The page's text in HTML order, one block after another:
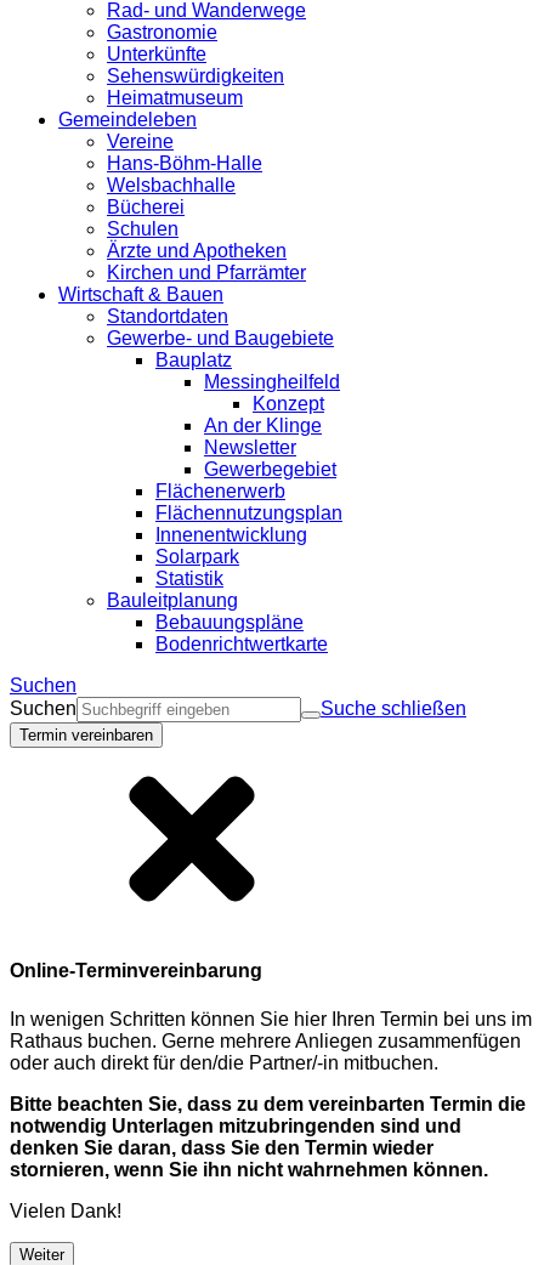
Rad- und Wanderwege
Gastronomie
Unterkünfte
Sehenswürdigkeiten
Heimatmuseum
Gemeindeleben
Vereine
Hans-Böhm-Halle
Welsbachhalle
Bücherei
Schulen
Ärzte und Apotheken
Kirchen und Pfarrämter
Wirtschaft & Bauen
Standortdaten
Gewerbe- und Baugebiete
Bauplatz
Messingheilfeld
Konzept
An der Klinge
Newsletter
Gewerbegebiet
Flächenerwerb
Flächennutzungsplan
Innenentwicklung
Solarpark
Statistik
Bauleitplanung
Bebauungspläne
Bodenrichtwertkarte
Suchen
Suchen
Suche schließen
Termin vereinbaren
Online-Terminvereinbarung
In wenigen Schritten können Sie hier Ihren Termin bei uns im
Rathaus buchen. Gerne mehrere Anliegen zusammenfügen
oder auch direkt für den/die Partner/-in mitbuchen.
Bitte beachten Sie, dass zu dem vereinbarten Termin die
notwendig Unterlagen mitzubringenden sind und
denken Sie daran, dass Sie den Termin wieder
stornieren, wenn Sie ihn nicht wahrnehmen können.
Vielen Dank!
Weiter